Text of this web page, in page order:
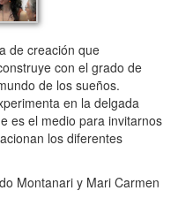
de creación que
con el grado de
de los sueños.
en la delgada
es el medio para invitarnos
los diferentes
Montanari y Mari Carmen